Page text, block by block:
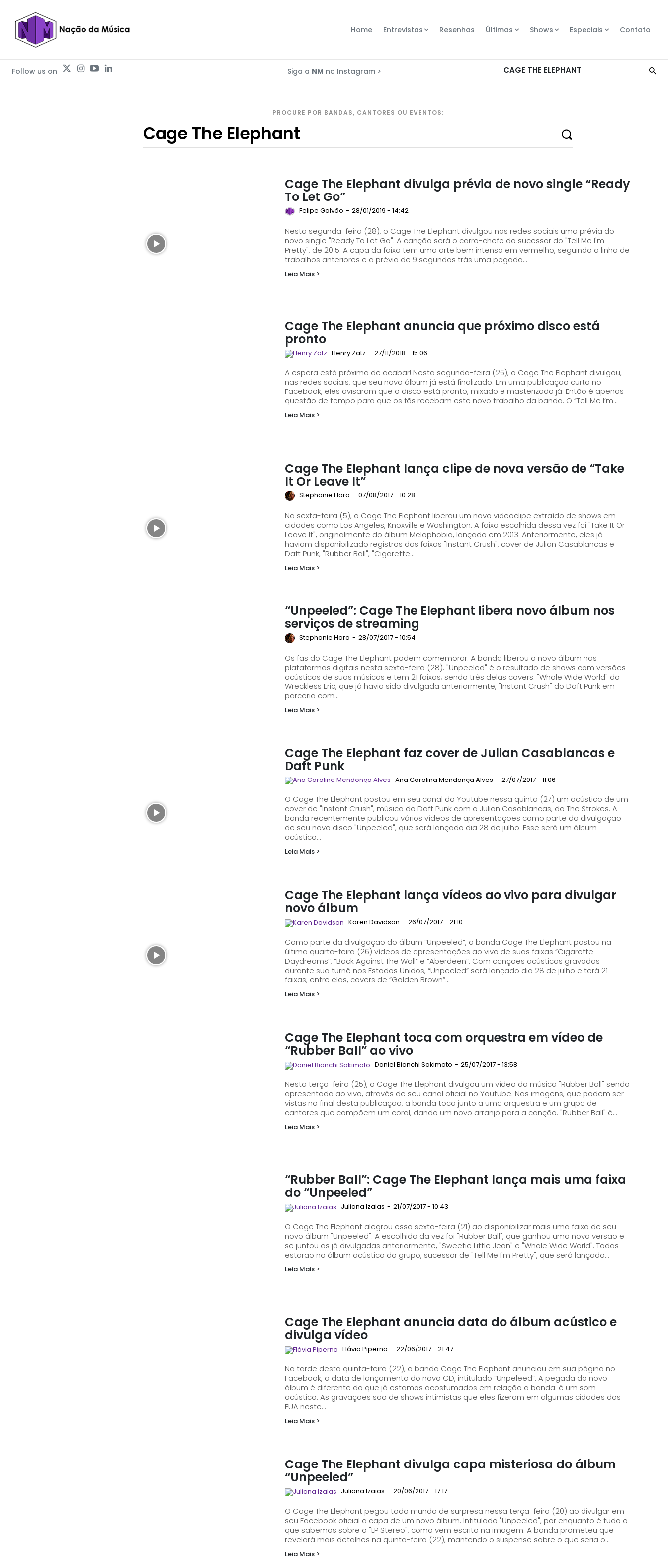
Home Entrevistas Resenhas Últimas Shows Especiais Contato
Follow us on Siga a NM no Instagram >
PROCURE POR BANDAS, CANTORES OU EVENTOS:
Cage The Elephant divulga prévia de novo single “Ready
To Let Go”
Felipe Galvão - 28/01/2019 - 14:42
Nesta segunda-feira (28), o Cage The Elephant divulgou nas redes sociais uma prévia do
novo single "Ready To Let Go". A canção será o carro-chefe do sucessor do "Tell Me I'm
Pretty", de 2015. A capa da faixa tem uma arte bem intensa em vermelho, seguindo a linha de
trabalhos anteriores e a prévia de 9 segundos trás uma pegada...
Leia Mais >
Cage The Elephant anuncia que próximo disco está
pronto
Henry Zatz - 27/11/2018 - 15:06
A espera está próxima de acabar! Nesta segunda-feira (26), o Cage The Elephant divulgou,
nas redes sociais, que seu novo álbum já está finalizado. Em uma publicação curta no
Facebook, eles avisaram que o disco está pronto, mixado e masterizado já. Então é apenas
questão de tempo para que os fãs recebam este novo trabalho da banda. O “Tell Me I’m...
Leia Mais >
Cage The Elephant lança clipe de nova versão de “Take
It Or Leave It”
Stephanie Hora - 07/08/2017 - 10:28
Na sexta-feira (5), o Cage The Elephant liberou um novo videoclipe extraído de shows em
cidades como Los Angeles, Knoxville e Washington. A faixa escolhida dessa vez foi "Take It Or
Leave It", originalmente do álbum Melophobia, lançado em 2013. Anteriormente, eles já
haviam disponibilizado registros das faixas "Instant Crush", cover de Julian Casablancas e
Daft Punk, "Rubber Ball", "Cigarette...
Leia Mais >
“Unpeeled”: Cage The Elephant libera novo álbum nos
serviços de streaming
Stephanie Hora - 28/07/2017 - 10:54
Os fãs do Cage The Elephant podem comemorar. A banda liberou o novo álbum nas
plataformas digitais nesta sexta-feira (28). "Unpeeled" é o resultado de shows com versões
acústicas de suas músicas e tem 21 faixas; sendo três delas covers. "Whole Wide World" do
Wreckless Eric, que já havia sido divulgada anteriormente, "Instant Crush" do Daft Punk em
parceria com...
Leia Mais >
Cage The Elephant faz cover de Julian Casablancas e
Daft Punk
Ana Carolina Mendonça Alves - 27/07/2017 - 11:06
O Cage The Elephant postou em seu canal do Youtube nessa quinta (27) um acústico de um
cover de "Instant Crush", música do Daft Punk com o Julian Casablancas, do The Strokes. A
banda recentemente publicou vários vídeos de apresentações como parte da divulgação
de seu novo disco "Unpeeled", que será lançado dia 28 de julho. Esse será um álbum
acústico...
Leia Mais >
Cage The Elephant lança vídeos ao vivo para divulgar
novo álbum
Karen Davidson - 26/07/2017 - 21:10
Como parte da divulgação do álbum “Unpeeled”, a banda Cage The Elephant postou na
última quarta-feira (26) vídeos de apresentações ao vivo de suas faixas “Cigarette
Daydreams”, “Back Against The Wall” e “Aberdeen”. Com canções acústicas gravadas
durante sua turnê nos Estados Unidos, “Unpeeled” será lançado dia 28 de julho e terá 21
faixas; entre elas, covers de “Golden Brown”...
Leia Mais >
Cage The Elephant toca com orquestra em vídeo de
“Rubber Ball” ao vivo
Daniel Bianchi Sakimoto - 25/07/2017 - 13:58
Nesta terça-feira (25), o Cage The Elephant divulgou um vídeo da música "Rubber Ball" sendo
apresentada ao vivo, através de seu canal oficial no Youtube. Nas imagens, que podem ser
vistas no final desta publicação, a banda toca junto a uma orquestra e um grupo de
cantores que compõem um coral, dando um novo arranjo para a canção. "Rubber Ball" é...
Leia Mais >
“Rubber Ball”: Cage The Elephant lança mais uma faixa
do “Unpeeled”
Juliana Izaias - 21/07/2017 - 10:43
O Cage The Elephant alegrou essa sexta-feira (21) ao disponibilizar mais uma faixa de seu
novo álbum "Unpeeled". A escolhida da vez foi "Rubber Ball", que ganhou uma nova versão e
se juntou as já divulgadas anteriormente, "Sweetie Little Jean" e "Whole Wide World". Todas
estarão no álbum acústico do grupo, sucessor de "Tell Me I'm Pretty", que será lançado...
Leia Mais >
Cage The Elephant anuncia data do álbum acústico e
divulga vídeo
Flávia Piperno - 22/06/2017 - 21:47
Na tarde desta quinta-feira (22), a banda Cage The Elephant anunciou em sua página no
Facebook, a data de lançamento do novo CD, intitulado “Unpeleed”. A pegada do novo
álbum é diferente do que já estamos acostumados em relação a banda: é um som
acústico. As gravações são de shows intimistas que eles fizeram em algumas cidades dos
EUA neste...
Leia Mais >
Cage The Elephant divulga capa misteriosa do álbum
“Unpeeled”
Juliana Izaias - 20/06/2017 - 17:17
O Cage The Elephant pegou todo mundo de surpresa nessa terça-feira (20) ao divulgar em
seu Facebook oficial a capa de um novo álbum. Intitulado "Unpeeled", por enquanto é tudo o
que sabemos sobre o "LP Stereo", como vem escrito na imagem. A banda prometeu que
revelará mais detalhes na quinta-feira (22), mantendo o suspense sobre o que seria o...
Leia Mais >